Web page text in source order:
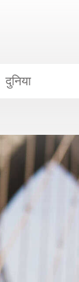
दुनिया